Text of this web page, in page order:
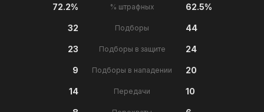
72.2% % штрафных 62.5%
32 Подборы 44
23 Подборы в защите 24
9 Подборы в нападении 20
14 Передачи 10